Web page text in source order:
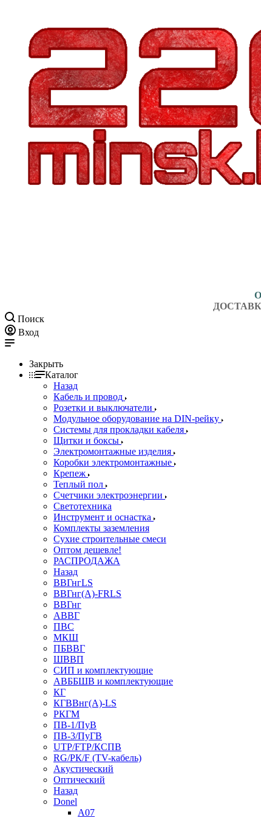
Поиск
Вход
Закрыть
Каталог
Назад
Кабель и провод
Розетки и выключатели
Модульное оборудование на DIN-рейку
Системы для прокладки кабеля
Щитки и боксы
Электромонтажные изделия
Коробки электромонтажные
Крепеж
Теплый пол
Счетчики электроэнергии
Светотехника
Инструмент и оснастка
Комплекты заземления
Сухие строительные смеси
Оптом дешевле!
РАСПРОДАЖА
Назад
ВВГнгLS
ВВГнг(А)-FRLS
ВВГнг
АВВГ
ПВС
МКШ
ПБВВГ
ШВВП
СИП и комплектующие
АВББШВ и комплектующие
КГ
КГВВнг(А)-LS
РКГМ
ПВ-1/ПуВ
ПВ-3/ПуГВ
UTP/FTP/КСПВ
RG/РК/F (TV-кабель)
Акустический
Оптический
Назад
Donel
A07